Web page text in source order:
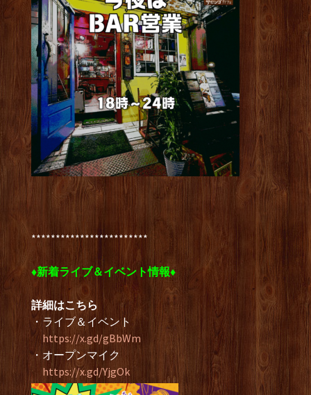
************************
♦新着ライブ＆イベント情報♦
詳細はこちら
・ライブ＆イベント
https://x.gd/gBbWm
・オープンマイク
https://x.gd/YjgOk